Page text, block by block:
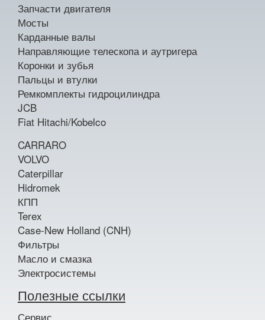
Запчасти двигателя
Мосты
Карданные валы
Направляющие телескопа и аутригера
Коронки и зубья
Пальцы и втулки
Ремкомплекты гидроцилиндра
JCB
Fiat Hitachi/Kobelco
CARRARO
VOLVO
Caterpillar
Hidromek
КПП
Terex
Case-New Holland (CNH)
Фильтры
Масло и смазка
Электросистемы
Полезные ссылки
Сервис